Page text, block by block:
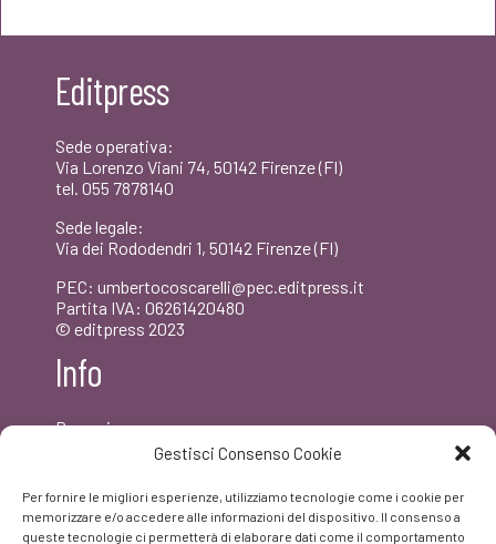
Gestisci Consenso Cookie
Per fornire le migliori esperienze, utilizziamo tecnologie come i cookie per
memorizzare e/o accedere alle informazioni del dispositivo. Il consenso a
queste tecnologie ci permetterà di elaborare dati come il comportamento
€20,00.
Editpress
Sede operativa:
Via Lorenzo Viani 74, 50142 Firenze (FI)
tel. 055 7878140
Sede legale:
Via dei Rododendri 1, 50142 Firenze (FI)
PEC: umbertocoscarelli@pec.editpress.it
Partita IVA: 06261420480
© editpress 2023
Info
Dove siamo
Privacy policy
FAQ